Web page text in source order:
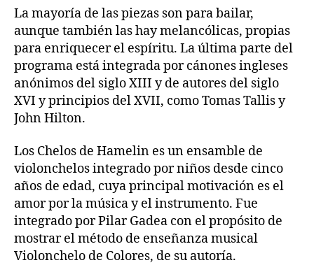
La mayoría de las piezas son para bailar,
aunque también las hay melancólicas, propias
para enriquecer el espíritu. La última parte del
programa está integrada por cánones ingleses
anónimos del siglo XIII y de autores del siglo
XVI y principios del XVII, como Tomas Tallis y
John Hilton.
Los Chelos de Hamelin es un ensamble de
violonchelos integrado por niños desde cinco
años de edad, cuya principal motivación es el
amor por la música y el instrumento. Fue
integrado por Pilar Gadea con el propósito de
mostrar el método de enseñanza musical
Violonchelo de Colores, de su autoría.